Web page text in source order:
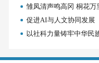
雏凤清声鸣高冈 桐花万
促进AI与人文协同发展
以社科力量铸牢中华民